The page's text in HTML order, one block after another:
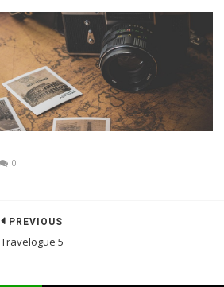
0
PREVIOUS
Travelogue 5